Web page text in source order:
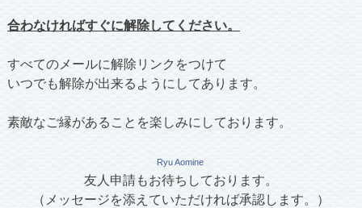
合わなければすぐに解除してください。
すべてのメールに解除リンクをつけて
いつでも解除が出来るようにしてあります。
素敵なご縁があることを楽しみにしております。
Ryu Aomine
友人申請もお待ちしております。
（メッセージを添えていただければ承認します。）